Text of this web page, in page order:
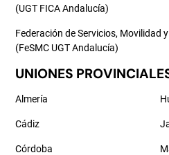
(UGT FICA Andalucía)
Federación de Servicios, Movilidad
(FeSMC UGT Andalucía)
UNIONES
Almería
Cádiz
Córdoba